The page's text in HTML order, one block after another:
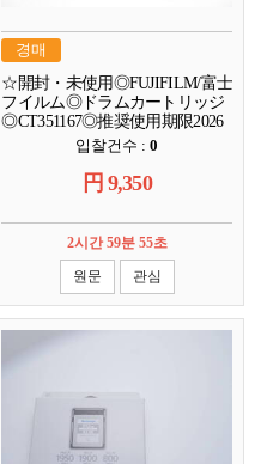
경매
☆開封・未使用◎FUJIFILM/富士
フイルム◎ドラムカートリッジ
◎CT351167◎推奨使用期限2026
年11月◎対応機種:DocuPrint
입찰건수 :0
円9,350
2시간 59분 54초
원문
관심